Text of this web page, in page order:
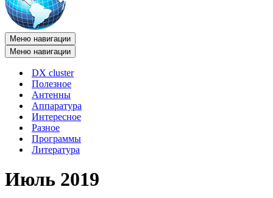
Меню навигации
Меню навигации
DX cluster
Полезное
Антенны
Аппаратура
Интересное
Разное
Программы
Литература
Июль 2019